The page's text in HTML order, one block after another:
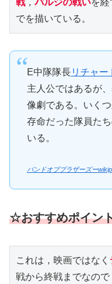
でを描いている。
E中隊隊長リチャー
主人公ではあるが
像劇である。いく
存命だった隊員た
いる。
バンドオブブラザーズー
☆おすすめポイン
これは，映画ではなく
戦から終戦までなので